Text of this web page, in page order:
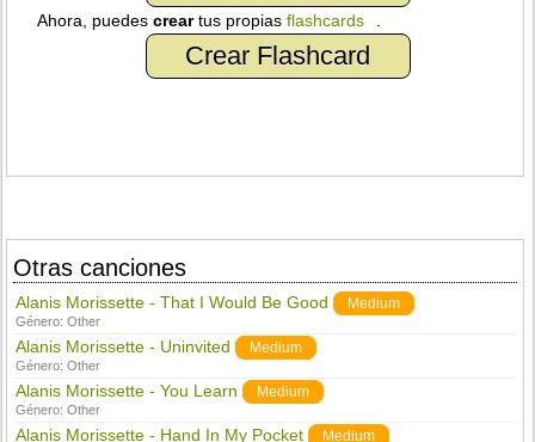
Ahora, puedescreartus propiasflashcards
Crear Flashcard
Otras canciones
Alanis Morissette - That I Would Be Good Medium
Género:Other
Alanis Morissette - Uninvited Medium
Género:Other
Alanis Morissette - You Learn Medium
Género:Other
Alanis Morissette - Hand In My Pocket Medium